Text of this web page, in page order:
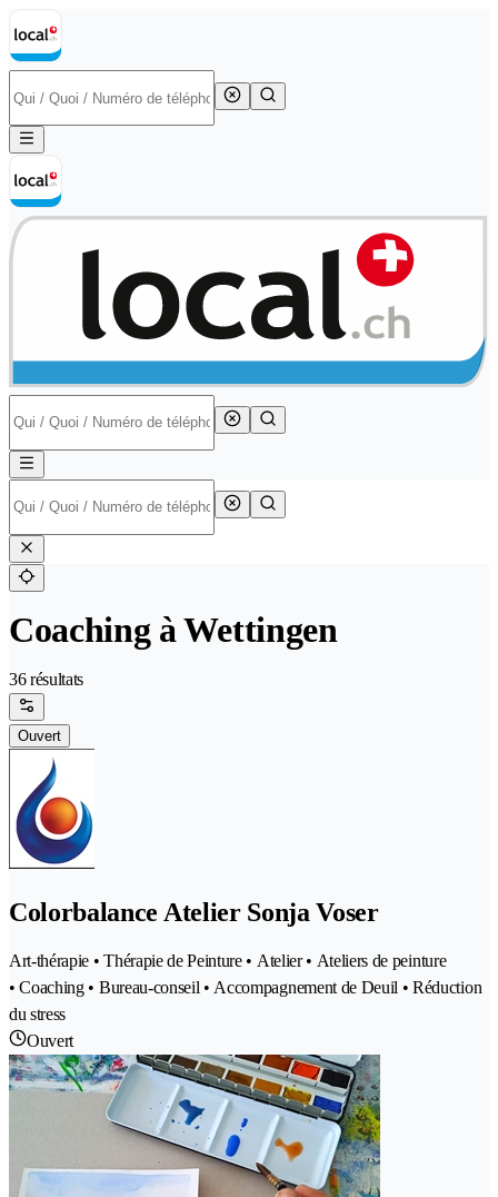
Coaching à Wettingen
36 résultats
Ouvert
Colorbalance Atelier Sonja Voser
Art-thérapie • Thérapie de Peinture • Atelier • Ateliers de peinture
• Coaching • Bureau-conseil • Accompagnement de Deuil • Réduction
du stress
Ouvert